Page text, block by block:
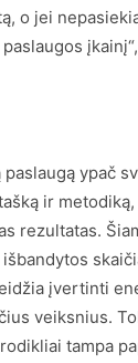
o jei
ypač
ir
rezultatas.
įvertinti
veiksnius.
tampa